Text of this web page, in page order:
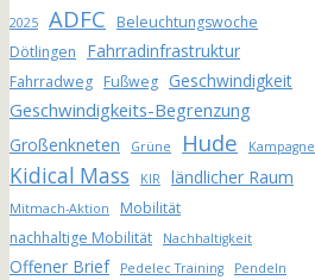
2025 ADFC
Beleuchtungswoche
Dötlingen
Fahrradinfrastruktur
Fahrradweg Fußweg Geschwindigkeit
Geschwindigkeits-Begrenzung
Großenkneten Grüne Hude Kampagne
Kidical Mass KIR ländlicher Raum
Mitmach-Aktion
Mobilität
nachhaltige Mobilität
Nachhaltigkeit
Offener Brief Pedelec Training Pendeln